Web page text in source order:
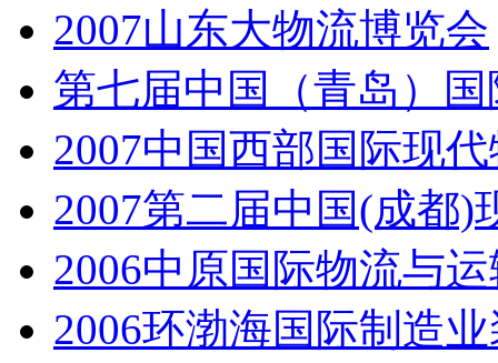
2007山东大物流博览会
第七届中国（青岛）
2007中国西部国际现
2007第二届中国(成都
2006中原国际物流与
2006环渤海国际制造